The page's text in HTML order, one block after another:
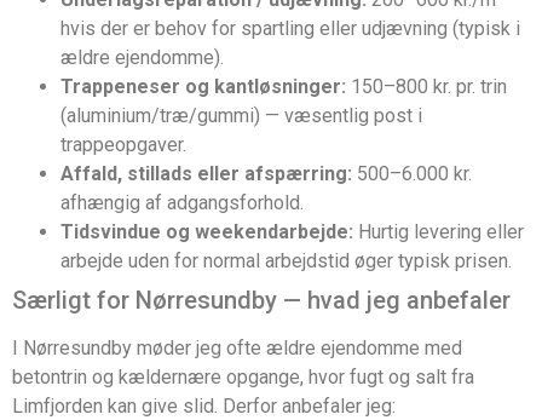
hvis der er behov for spartling eller udjævning (typisk i
ældre ejendomme).
Trappeneser og kantløsninger: 150–800 kr. pr. trin
(aluminium/træ/gummi) — væsentlig post i
trappeopgaver.
Affald, stillads eller afspærring: 500–6.000 kr.
afhængig af adgangsforhold.
Tidsvindue og weekendarbejde: Hurtig levering eller
arbejde uden for normal arbejdstid øger typisk prisen.
Særligt for Nørresundby — hvad jeg anbefaler
I Nørresundby møder jeg ofte ældre ejendomme med
betontrin og kældernære opgange, hvor fugt og salt fra
Limfjorden kan give slid. Derfor anbefaler jeg: